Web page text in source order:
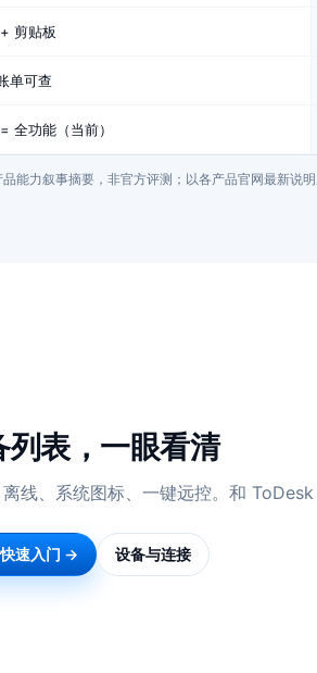
剪贴板
单可查
全功能（当前）
能力叙事摘要，非官方评测；以各产品官网最新说明
列表，一眼看清
线、系统图标、一键远控。和 ToDesk
速入门 → 设备与连接